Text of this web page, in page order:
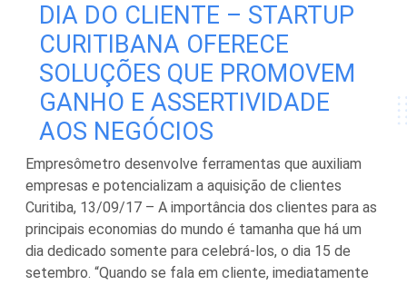
DIA DO CLIENTE – STARTUP
CURITIBANA OFERECE
SOLUÇÕES QUE PROMOVEM
GANHO E ASSERTIVIDADE
AOS NEGÓCIOS
Empresômetro desenvolve ferramentas que auxiliam
empresas e potencializam a aquisição de clientes
Curitiba, 13/09/17 – A importância dos clientes para as
principais economias do mundo é tamanha que há um
dia dedicado somente para celebrá-los, o dia 15 de
setembro. “Quando se fala em cliente, imediatamente